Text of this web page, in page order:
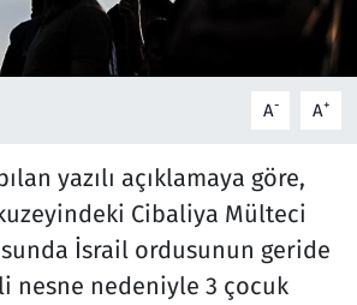
A- A+
yazılı açıklamaya göre,
Cibaliya Mülteci
İsrail ordusunun geride
nesne nedeniyle 3 çocuk